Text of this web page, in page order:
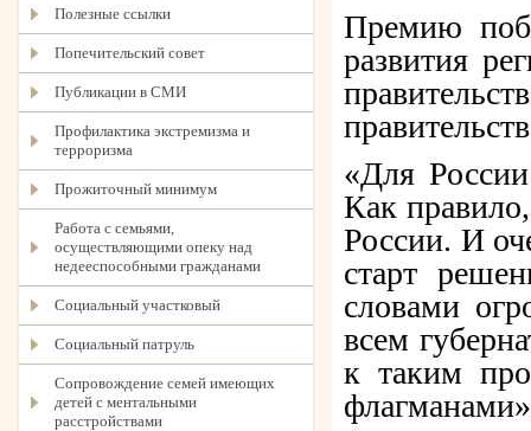
Полезные ссылки
Попечительский совет
Публикации в СМИ
Профилактика экстремизма и
терроризма
Прожиточный минимум
Работа с семьями,
осуществляющими опеку над
недееспособными гражданами
Социальный участковый
Социальный патруль
Сопровождение семей имеющих
детей с ментальными
расстройствами
Премию
развития
«Для
Как
России. И
старт
словами
всем
к таким